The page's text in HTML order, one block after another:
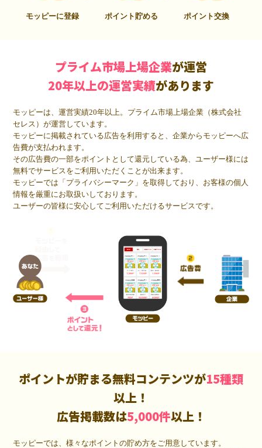
モッピーに登録 ポイント貯める ポイント交換
プライム市場上場企業が運営
20年以上の運営実績があります
モッピーは、運営実績20年以上。プライム市場上場企業（株式会社
セレス）が運営しています。
モッピーに掲載されている広告を利用すると、企業からモッピーへ広
告費が支払われます。
その広告費の一部をポイントとして還元している為、ユーザー様には
無料でサービスをご利用いただくことが出来ます。
モッピーでは「プライバシーマーク」を取得しており、お客様の個人
情報を厳重にお取扱いしております。
ユーザーの皆様に安心してご利用いただけるサービスです。
ポイントが貯まる無料コンテンツが15種類
以上！
広告掲載数は5,000件以上！
モッピーでは、様々なポイントの貯め方をご用意しています。